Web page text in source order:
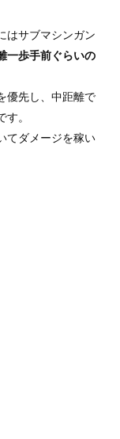
はサブマシンガン
一歩手前ぐらいの
優先し、中距離で
。
てダメージを稼い